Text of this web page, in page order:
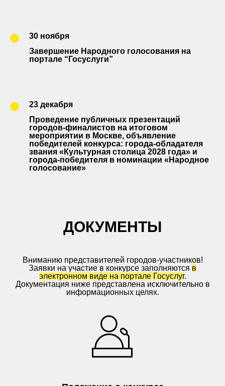
30 ноября
Завершение Народного голосования на
портале “Госуслуги”
23 декабря
Проведение публичных презентаций
городов-финалистов на итоговом
мероприятии в Москве, объявление
победителей конкурса: города-обладателя
звания «Культурная столица 2028 года» и
города-победителя в номинации «Народное
голосование»
ДОКУМЕНТЫ
Вниманию представителей городов-участников!
Заявки на участие в конкурсе заполняются в
электронном виде на портале Госуслуг.
Документация ниже представлена исключительно в
информационных целях.